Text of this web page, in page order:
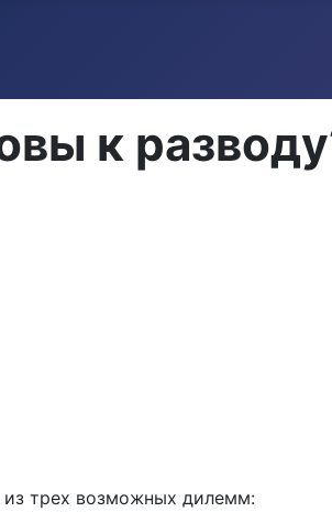
к
из трех возможных дилемм: